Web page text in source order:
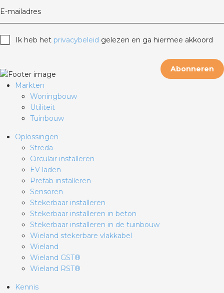
E-mailadres
Ik heb het privacybeleid gelezen en ga hiermee akkoord
Abonneren
Markten
Woningbouw
Utiliteit
Tuinbouw
Oplossingen
Streda
Circulair installeren
EV laden
Prefab installeren
Sensoren
Stekerbaar installeren
Stekerbaar installeren in beton
Stekerbaar installeren in de tuinbouw
Wieland stekerbare vlakkabel
Wieland
Wieland GST®
Wieland RST®
Kennis